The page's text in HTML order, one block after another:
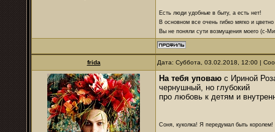
Есть люди удобные в быту, а есть нет!
В основном все очень гибко мягко и цветно
Вы не поняли сути возмущения моего (с-
frida Дата: Суббота, 03.02.2018, 12:00 |
На тебя уповаю с Ириной
чернушный, но глубокий
про любовь к детям и
Соня, куколка! Я передумал быть